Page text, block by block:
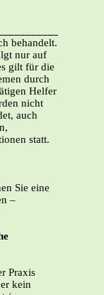
behandelt.
nur auf
gilt für die
durch
Helfer
nicht
auch
statt.
Sie eine
–
Praxis
kein